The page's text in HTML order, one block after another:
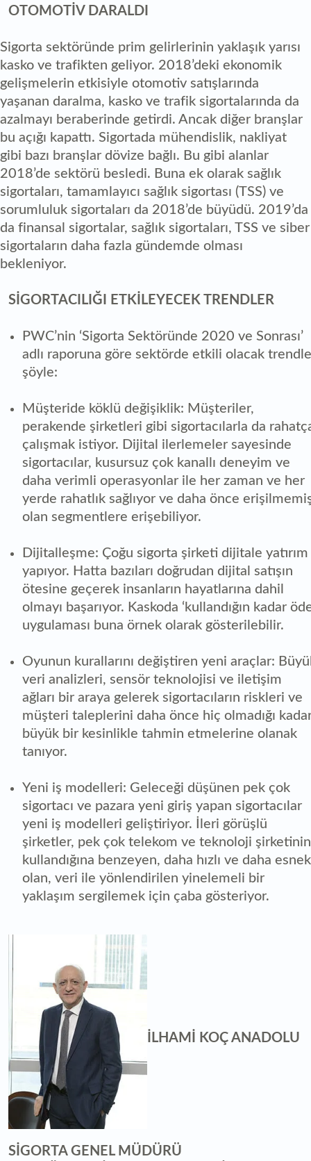
OTOMOTİV DARALDI
Sigorta sektöründe prim gelirlerinin yaklaşık yarısı
kasko ve trafikten geliyor. 2018’deki ekonomik
gelişmelerin etkisiyle otomotiv satışlarında
yaşanan daralma, kasko ve trafik sigortalarında da
azalmayı beraberinde getirdi. Ancak diğer branşlar
bu açığı kapattı. Sigortada mühendislik, nakliyat
gibi bazı branşlar dövize bağlı. Bu gibi alanlar
2018’de sektörü besledi. Buna ek olarak sağlık
sigortaları, tamamlayıcı sağlık sigortası (TSS) ve
sorumluluk sigortaları da 2018’de büyüdü. 2019’da
da finansal sigortalar, sağlık sigortaları, TSS ve siber
sigortaların daha fazla gündemde olması
bekleniyor.
SİGORTACILIĞI ETKİLEYECEK TRENDLER
PWC’nin ‘Sigorta Sektöründe 2020 ve Sonrası’
adlı raporuna göre sektörde etkili olacak
şöyle:
Müşteride köklü değişiklik: Müşteriler,
perakende şirketleri gibi sigortacılarla da
çalışmak istiyor. Dijital ilerlemeler sayesinde
sigortacılar, kusursuz çok kanallı deneyim ve
daha verimli operasyonlar ile her zaman ve her
yerde rahatlık sağlıyor ve daha önce
olan segmentlere erişebiliyor.
Dijitalleşme: Çoğu sigorta şirketi dijitale yatırım
yapıyor. Hatta bazıları doğrudan dijital satışın
ötesine geçerek insanların hayatlarına dahil
olmayı başarıyor. Kaskoda ‘kullandığın kadar
uygulaması buna örnek olarak gösterilebilir.
Oyunun kurallarını değiştiren yeni araçlar:
veri analizleri, sensör teknolojisi ve iletişim
ağları bir araya gelerek sigortacıların riskleri ve
müşteri taleplerini daha önce hiç olmadığı
büyük bir kesinlikle tahmin etmelerine olanak
tanıyor.
Yeni iş modelleri: Geleceği düşünen pek çok
sigortacı ve pazara yeni giriş yapan sigortacılar
yeni iş modelleri geliştiriyor. İleri görüşlü
şirketler, pek çok telekom ve teknoloji şirketinin
kullandığına benzeyen, daha hızlı ve daha esnek
olan, veri ile yönlendirilen yinelemeli bir
yaklaşım sergilemek için çaba gösteriyor.
İLHAMİ KOÇ ANADOLU
SİGORTA GENEL MÜDÜRÜ